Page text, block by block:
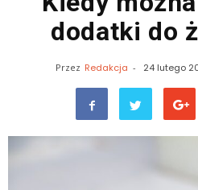
dodatki do
Przez Redakcja - 24 lutego